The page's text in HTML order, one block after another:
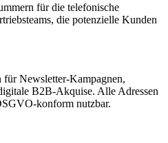
für die telefonische
die potenzielle Kunden
Newsletter-Kampagnen,
B2B-Akquise. Alle Adressen
konform nutzbar.